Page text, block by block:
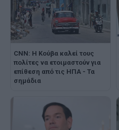
CNN: Η Κούβα καλεί τους
πολίτες να ετοιμαστούν για
επίθεση από τις ΗΠΑ - Τα
σημάδια